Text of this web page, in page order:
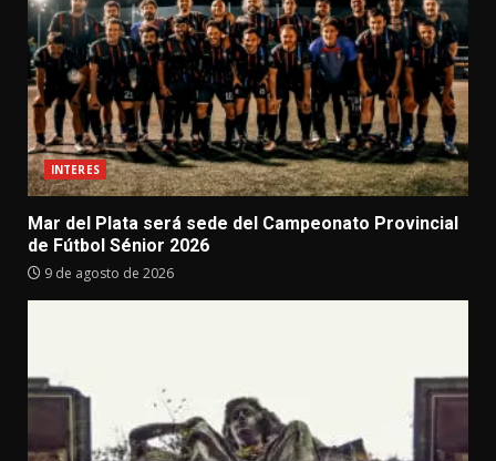
INTERES
Mar del Plata será sede del Campeonato Provincial
de Fútbol Sénior 2026
9 de agosto de 2026